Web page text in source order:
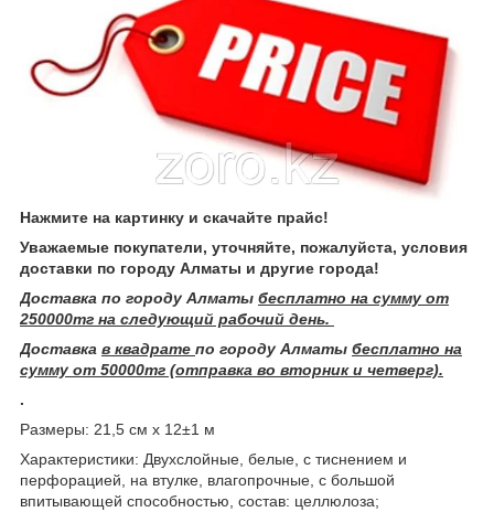
Нажмите на картинку и скачайте прайс!
Уважаемые покупатели, уточняйте, пожалуйста, условия
доставки по городу Алматы и другие города!
Доставка по городу Алматы бесплатно на сумму от
250000тг на следующий рабочий день.
Доставка в квадрате по городу Алматы бесплатно на
сумму от 50000тг (отправка во вторник и четверг).
.
Размеры: 21,5 см х 12±1 м
Характеристики: Двухслойные, белые, с тиснением и
перфорацией, на втулке, влагопрочные, с большой
впитывающей способностью, состав: целлюлоза;